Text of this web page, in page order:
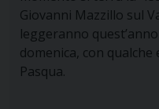
Giovanni Mazzillo sul
leggeranno
domenica, con qualche
Pasqua.